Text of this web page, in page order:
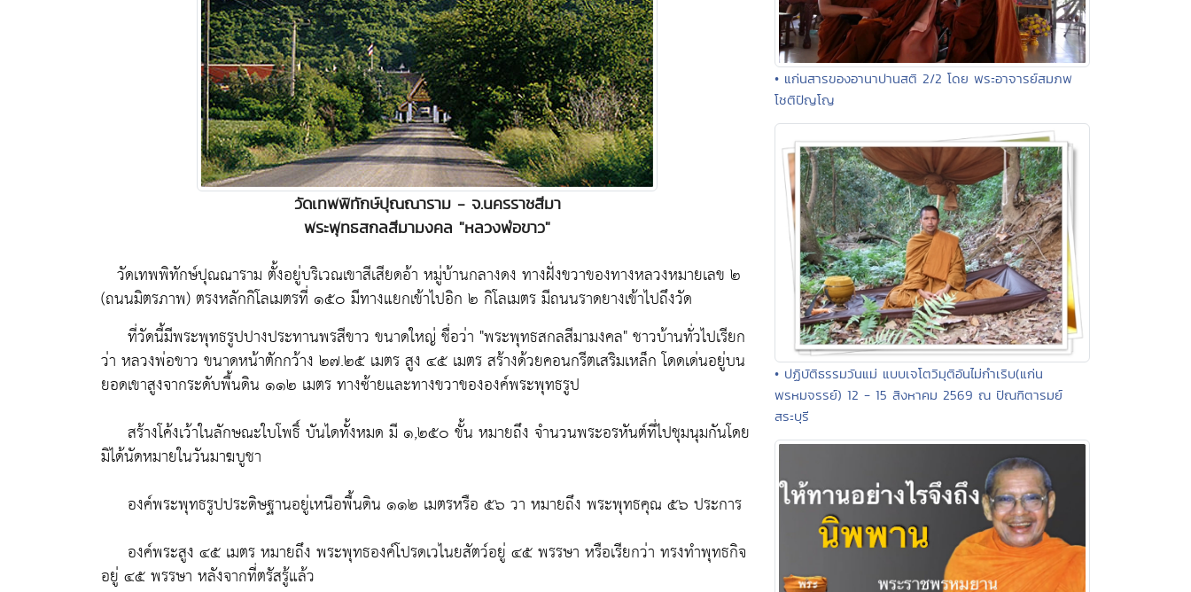
วัดเทพพิทักษ์ปุณณาราม - จ.นครราชสีมา
พระพุทธสกลสีมามงคล "หลวงพ่อขาว"
วัดเทพพิทักษ์ปุณณาราม ตั้งอยู่บริเวณเขาสีเสียดอ้า หมู่บ้านกลางดง ทางฝั่งขวาของทางหลวงหมายเลข ๒
(ถนนมิตรภาพ) ตรงหลักกิโลเมตรที่ ๑๕๐ มีทางแยกเข้าไปอิก ๒ กิโลเมตร มีถนนราดยางเข้าไปถึงวัด
ที่วัดนี้มีพระพุทธรูปปางประทานพรสีขาว ขนาดใหญ่ ชื่อว่า "พระพุทธสกลสีมามงคล" ชาวบ้านทั่วไปเรียก
ว่า หลวงพ่อขาว ขนาดหน้าตักกว้าง ๒๗.๒๕ เมตร สูง ๔๕ เมตร สร้างด้วยคอนกรีตเสริมเหล็ก โดดเด่นอยู่บน
ยอดเขาสูงจากระดับพื้นดิน ๑๑๒ เมตร ทางซ้ายและทางขวาขององค์พระพุทธรูป
สร้างโค้งเว้าในลักษณะใบโพธิ์ บันไดทั้งหมด มี ๑,๒๕๐ ขั้น หมายถึง จำนวนพระอรหันต์ที่ไปชุมนุมกันโดย
มิได้นัดหมายในวันมาฆบูชา
องค์พระพุทธรูปประดิษฐานอยู่เหนือพื้นดิน ๑๑๒ เมตรหรือ ๕๖ วา หมายถึง พระพุทธคุณ ๕๖ ประการ
องค์พระสูง ๔๕ เมตร หมายถึง พระพุทธองค์โปรดเวไนยสัตว์อยู่ ๔๕ พรรษา หรือเรียกว่า ทรงทำพุทธกิจ
อยู่ ๔๕ พรรษา หลังจากที่ตรัสรู้แล้ว
• แก่นสารของอานาปานสติ 2/2 โดย พระอาจารย์สมภพ
โชติปัญโญ
• ปฏิบัติธรรมวันแม่ แบบเจโตวิมุติอันไม่กำเริบ(แก่น
พรหมจรรย์) 12 - 15 สิงหาคม 2569 ณ ปัณฑิตารมย์
สระบุรี